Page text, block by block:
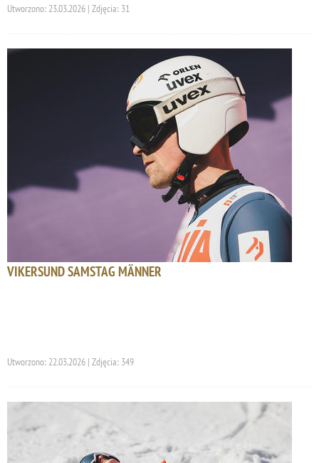
Utworzono: 23.03.2026 | Zdjęcia: 31
VIKERSUND SAMSTAG MÄNNER
Utworzono: 22.03.2026 | Zdjęcia: 349